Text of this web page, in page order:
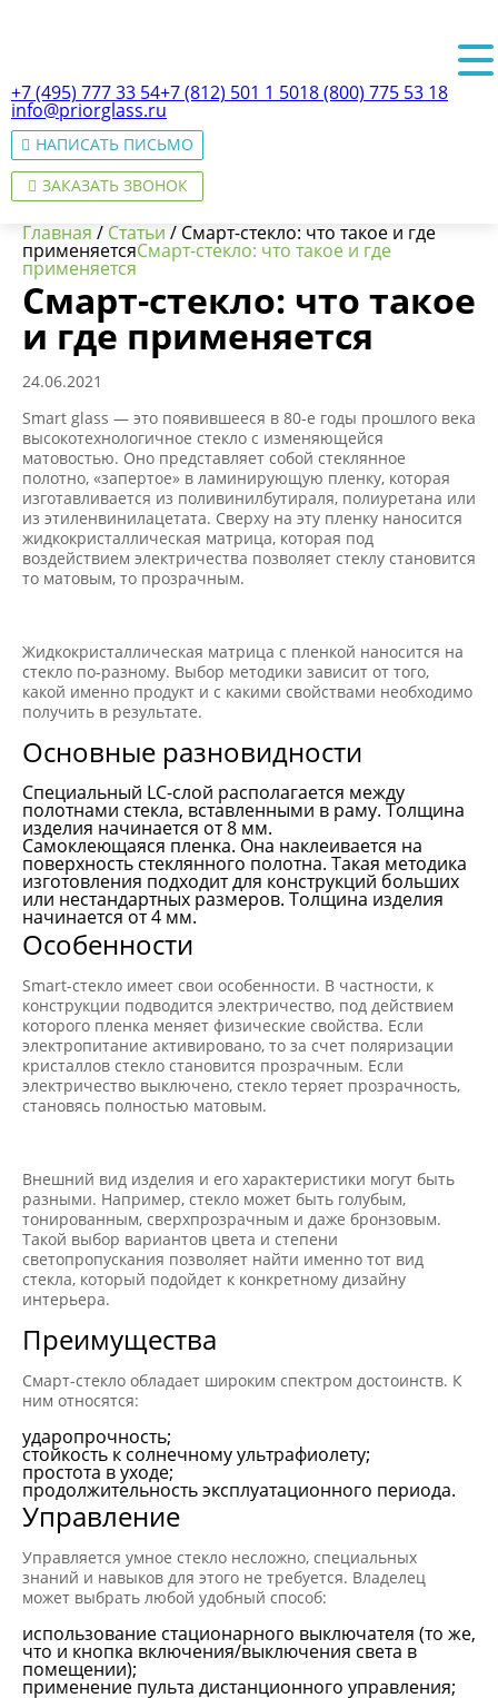
+7 (495) 777 33 54+7 (812) 501 1 5018 (800) 775 53 18
info@priorglass.ru
НАПИСАТЬ ПИСЬМО
ЗАКАЗАТЬ ЗВОНОК
О нас
Главная / Статьи / Смарт-стекло: что такое и где
применяетсяСмарт-стекло: что такое и где
применяется
Смарт-стекло: что такое
и где применяется
24.06.2021
Smart glass — это появившееся в 80-е годы прошлого века
высокотехнологичное стекло с изменяющейся
матовостью. Оно представляет собой стеклянное
полотно, «запертое» в ламинирующую пленку, которая
изготавливается из поливинилбутираля, полиуретана или
из этиленвинилацетата. Сверху на эту пленку наносится
жидкокристаллическая матрица, которая под
воздействием электричества позволяет стеклу становится
то матовым, то прозрачным.
Жидкокристаллическая матрица с пленкой наносится на
стекло по-разному. Выбор методики зависит от того,
какой именно продукт и с какими свойствами необходимо
получить в результате.
Основные разновидности
Специальный LC-слой располагается между
полотнами стекла, вставленными в раму. Толщина
изделия начинается от 8 мм.
Самоклеющаяся пленка. Она наклеивается на
поверхность стеклянного полотна. Такая методика
изготовления подходит для конструкций больших
или нестандартных размеров. Толщина изделия
начинается от 4 мм.
Особенности
Smart-стекло имеет свои особенности. В частности, к
конструкции подводится электричество, под действием
которого пленка меняет физические свойства. Если
электропитание активировано, то за счет поляризации
кристаллов стекло становится прозрачным. Если
электричество выключено, стекло теряет прозрачность,
становясь полностью матовым.
Внешний вид изделия и его характеристики могут быть
разными. Например, стекло может быть голубым,
тонированным, сверхпрозрачным и даже бронзовым.
Такой выбор вариантов цвета и степени
светопропускания позволяет найти именно тот вид
стекла, который подойдет к конкретному дизайну
интерьера.
Преимущества
Смарт-стекло обладает широким спектром достоинств. К
ним относятся:
ударопрочность;
стойкость к солнечному ультрафиолету;
простота в уходе;
продолжительность эксплуатационного периода.
Управление
Управляется умное стекло несложно, специальных
знаний и навыков для этого не требуется. Владелец
может выбрать любой удобный способ:
использование стационарного выключателя (то же,
что и кнопка включения/выключения света в
помещении);
применение пульта дистанционного управления;